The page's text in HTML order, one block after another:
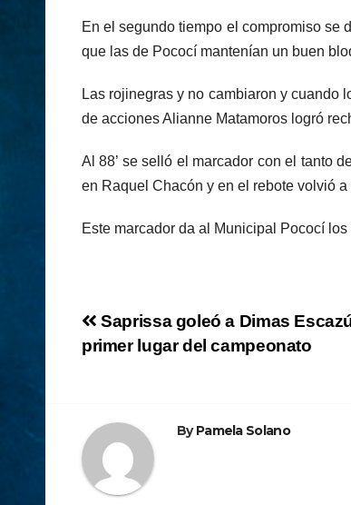
En el segundo tiempo el compromiso se
que las de Pococí mantenían un buen
Las rojinegras y no cambiaron y cuando
de acciones Alianne Matamoros logró
Al 88’ se selló el marcador con el tanto
en Raquel Chacón y en el rebote volvió
Este marcador da al Municipal Pococí
Navegación
de
Saprissa goleó a Dimas
primer lugar del campeonato
ByPamela Solano